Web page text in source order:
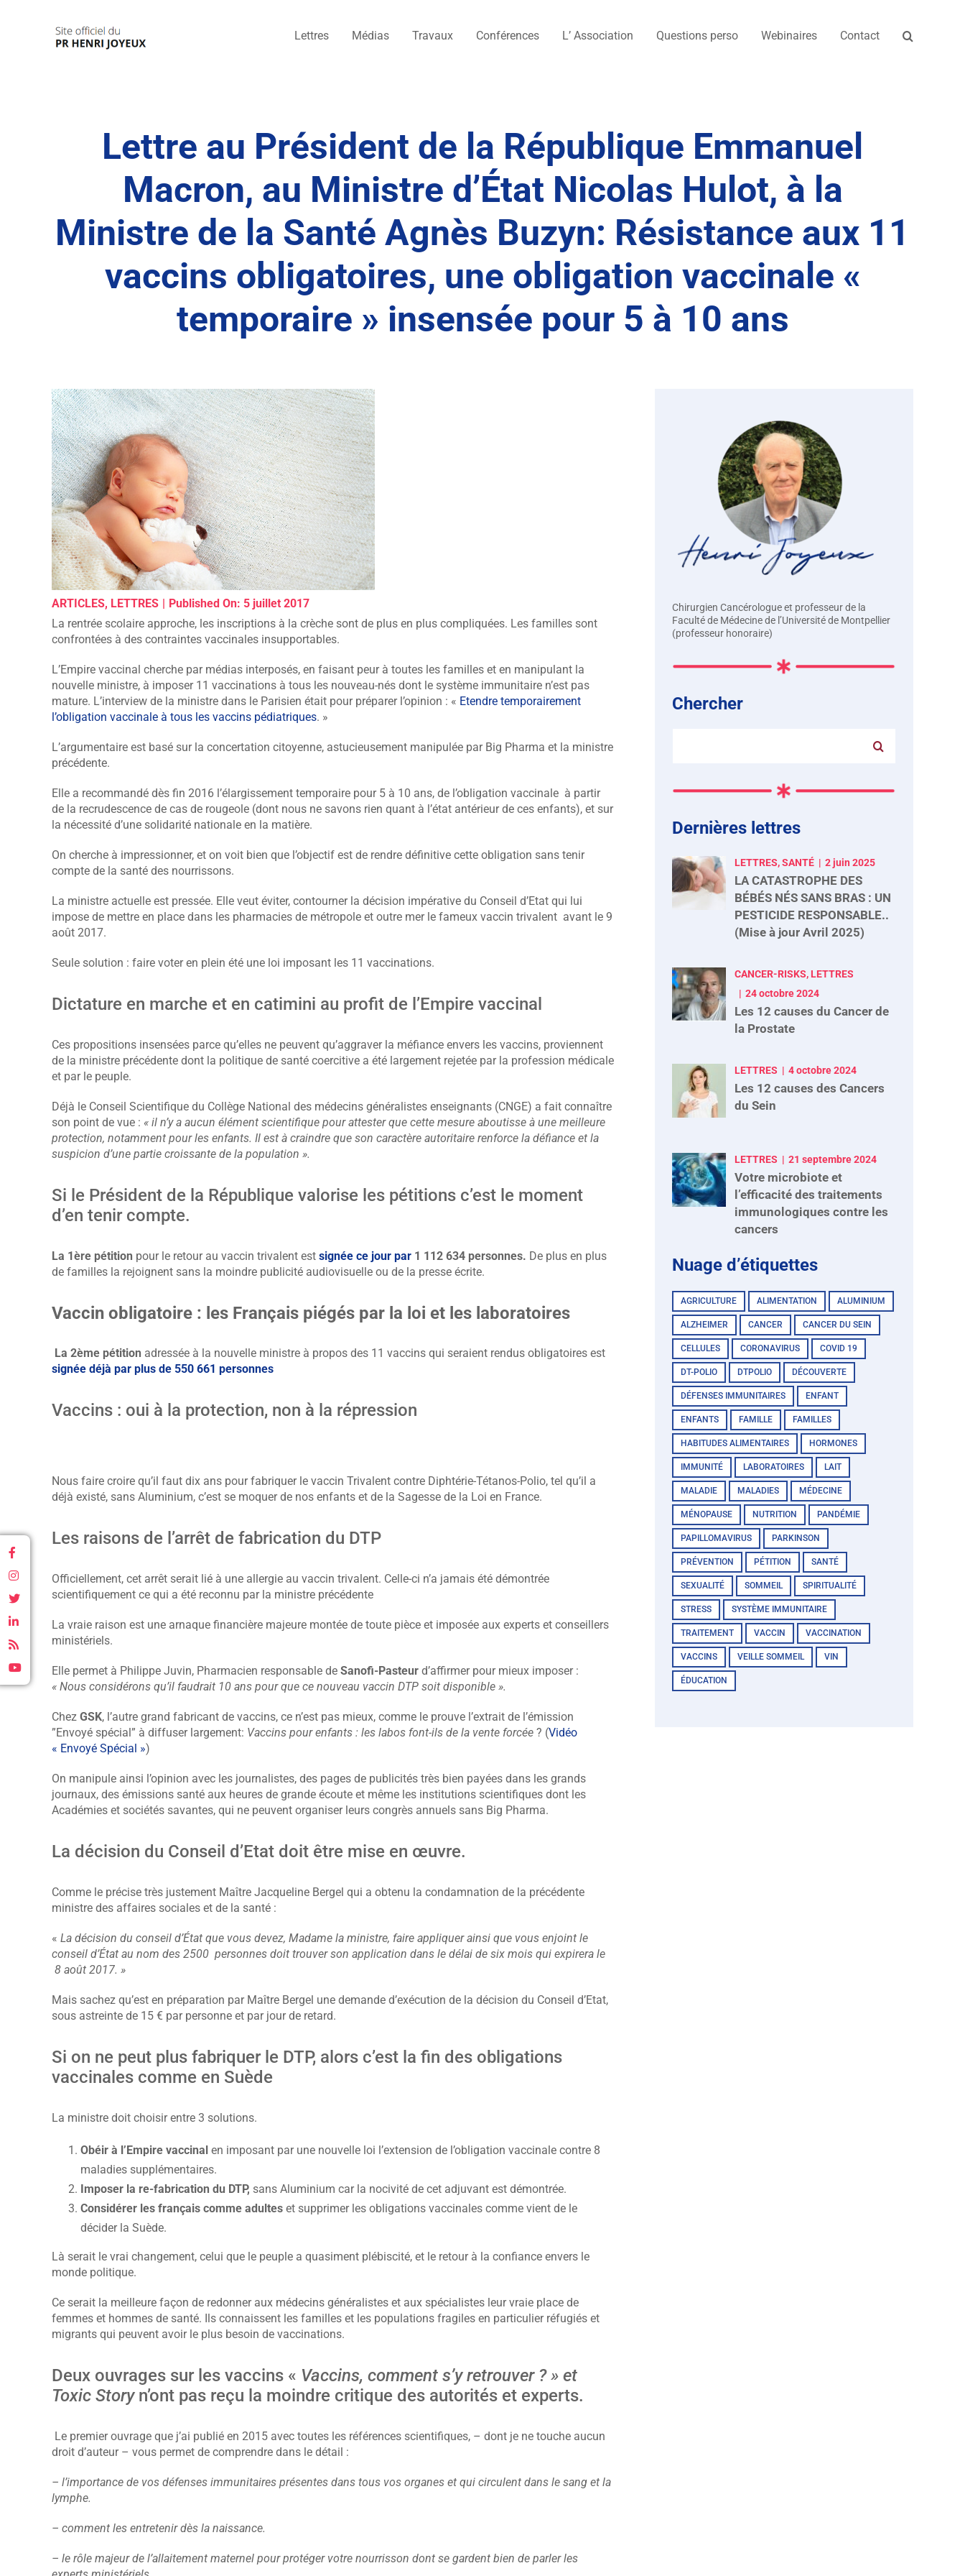
Lettres Médias Travaux Conférences L’ Association Questions perso Webinaires Contact
Lettre au Président de la République Emmanuel
Macron, au Ministre d’État Nicolas Hulot, à la
Ministre de la Santé Agnès Buzyn: Résistance aux 11
vaccins obligatoires, une obligation vaccinale «
temporaire » insensée pour 5 à 10 ans
ARTICLES, LETTRES | Published On: 5 juillet 2017
La rentrée scolaire approche, les inscriptions à la crèche sont de plus en plus compliquées. Les familles sont
confrontées à des contraintes vaccinales insupportables.
L’Empire vaccinal cherche par médias interposés, en faisant peur à toutes les familles et en manipulant la
nouvelle ministre, à imposer 11 vaccinations à tous les nouveau-nés dont le système immunitaire n’est pas
mature. L’interview de la ministre dans le Parisien était pour préparer l’opinion : « Etendre temporairement
l’obligation vaccinale à tous les vaccins pédiatriques. »
L’argumentaire est basé sur la concertation citoyenne, astucieusement manipulée par Big Pharma et la ministre
précédente.
Elle a recommandé dès fin 2016 l’élargissement temporaire pour 5 à 10 ans, de l’obligation vaccinale à partir
de la recrudescence de cas de rougeole (dont nous ne savons rien quant à l’état antérieur de ces enfants), et sur
la nécessité d’une solidarité nationale en la matière.
On cherche à impressionner, et on voit bien que l’objectif est de rendre définitive cette obligation sans tenir
compte de la santé des nourrissons.
La ministre actuelle est pressée. Elle veut éviter, contourner la décision impérative du Conseil d’Etat qui lui
impose de mettre en place dans les pharmacies de métropole et outre mer le fameux vaccin trivalent avant le 9
août 2017.
Seule solution : faire voter en plein été une loi imposant les 11 vaccinations.
Dictature en marche et en catimini au profit de l’Empire vaccinal
Ces propositions insensées parce qu’elles ne peuvent qu’aggraver la méfiance envers les vaccins, proviennent
de la ministre précédente dont la politique de santé coercitive a été largement rejetée par la profession médicale
et par le peuple.
Déjà le Conseil Scientifique du Collège National des médecins généralistes enseignants (CNGE) a fait connaître
son point de vue : « il n’y a aucun élément scientifique pour attester que cette mesure aboutisse à une meilleure
protection, notamment pour les enfants. Il est à craindre que son caractère autoritaire renforce la défiance et la
suspicion d’une partie croissante de la population ».
Si le Président de la République valorise les pétitions c’est le moment
d’en tenir compte.
La 1ère pétition pour le retour au vaccin trivalent est signée ce jour par 1 112 634 personnes. De plus en plus
de familles la rejoignent sans la moindre publicité audiovisuelle ou de la presse écrite.
Vaccin obligatoire : les Français piégés par la loi et les laboratoires
La 2ème pétition adressée à la nouvelle ministre à propos des 11 vaccins qui seraient rendus obligatoires est
signée déjà par plus de 550 661 personnes
Vaccins : oui à la protection, non à la répression
Nous faire croire qu’il faut dix ans pour fabriquer le vaccin Trivalent contre Diphtérie-Tétanos-Polio, tel qu’il a
déjà existé, sans Aluminium, c’est se moquer de nos enfants et de la Sagesse de la Loi en France.
Les raisons de l’arrêt de fabrication du DTP
Officiellement, cet arrêt serait lié à une allergie au vaccin trivalent. Celle-ci n’a jamais été démontrée
scientifiquement ce qui a été reconnu par la ministre précédente
La vraie raison est une arnaque financière majeure montée de toute pièce et imposée aux experts et conseillers
ministériels.
Elle permet à Philippe Juvin, Pharmacien responsable de Sanofi-Pasteurd’affirmer pour mieux imposer :
« Nous considérons qu’il faudrait 10 ans pour que ce nouveau vaccin DTP soit disponible ».
Chez GSK, l’autre grand fabricant de vaccins, ce n’est pas mieux, comme le prouve l’extrait de l’émission
”Envoyé spécial” à diffuser largement: Vaccins pour enfants : les labos font-ils de la vente forcée? (Vidéo
« Envoyé Spécial »)
On manipule ainsi l’opinion avec les journalistes, des pages de publicités très bien payées dans les grands
journaux, des émissions santé aux heures de grande écoute et même les institutions scientifiques dont les
Académies et sociétés savantes, qui ne peuvent organiser leurs congrès annuels sans Big Pharma.
La décision du Conseil d’Etat doit être mise en œuvre.
Comme le précise très justement Maître Jacqueline Bergel qui a obtenu la condamnation de la précédente
ministre des affaires sociales et de la santé :
« La décision du conseil d’État que vous devez, Madame la ministre, faire appliquer ainsi que vous enjoint le
conseil d’État au nom des 2500 personnes doit trouver son application dans le délai de six mois qui expirera le
8 août 2017. »
Mais sachez qu’est en préparation par Maître Bergel une demande d’exécution de la décision du Conseil d’Etat,
sous astreinte de 15 € par personne et par jour de retard.
Si on ne peut plus fabriquer le DTP, alors c’est la fin des obligations
vaccinales comme en Suède
La ministre doit choisir entre 3 solutions.
Obéir à l’Empire vaccinalen imposant par une nouvelle loi l’extension de l’obligation vaccinale contre 8
maladies supplémentaires.
Imposer la re-fabrication du DTP, sans Aluminium car la nocivité de cet adjuvant est démontrée.
Considérer les français comme adulteset supprimer les obligations vaccinales comme vient de le
décider la Suède.
Là serait le vrai changement, celui que le peuple a quasiment plébiscité, et le retour à la confiance envers le
monde politique.
Ce serait la meilleure façon de redonner aux médecins généralistes et aux spécialistes leur vraie place de
femmes et hommes de santé. Ils connaissent les familles et les populations fragiles en particulier réfugiés et
migrants qui peuvent avoir le plus besoin de vaccinations.
Deux ouvrages sur les vaccins « Vaccins, comment s’y retrouver ? » et
Toxic Storyn’ont pas reçu la moindre critique des autorités et experts.
Le premier ouvrage que j’ai publié en 2015 avec toutes les références scientifiques, – dont je ne touche aucun
droit d’auteur – vous permet de comprendre dans le détail :
– l’importance de vos défenses immunitaires présentes dans tous vos organes et qui circulent dans le sang et la
lymphe.
– comment les entretenir dès la naissance.
– le rôle majeur de l’allaitement maternel pour protéger votre nourrisson dont se gardent bien de parler les
Chirurgien Cancérologue et professeur de la
Faculté de Médecine de l’Université de Montpellier
(professeur honoraire)
Chercher
Dernières lettres
LETTRES, SANTÉ 2 juin 2025
LA CATASTROPHE DES
BÉBÉS NÉS SANS BRAS : UN
PESTICIDE RESPONSABLE..
(Mise à jour Avril 2025)
CANCER-RISKS, LETTRES
24 octobre 2024
Les 12 causes du Cancer de
la Prostate
LETTRES 4 octobre 2024
Les 12 causes des Cancers
du Sein
LETTRES 21 septembre 2024
Votre microbiote et
l’efficacité des traitements
immunologiques contre les
cancers
Nuage d’étiquettes
AGRICULTURE ALIMENTATION ALUMINIUM
ALZHEIMER CANCER CANCER DU SEIN
CELLULES CORONAVIRUS COVID 19
DT-POLIO DTPOLIO DÉCOUVERTE
DÉFENSES IMMUNITAIRES ENFANT
ENFANTS FAMILLE FAMILLES
HABITUDES ALIMENTAIRES HORMONES
IMMUNITÉ LABORATOIRES LAIT
MALADIE MALADIES MÉDECINE
MÉNOPAUSE NUTRITION PANDÉMIE
PAPILLOMAVIRUS PARKINSON
PRÉVENTION PÉTITION SANTÉ
SEXUALITÉ SOMMEIL SPIRITUALITÉ
STRESS SYSTÈME IMMUNITAIRE
TRAITEMENT VACCIN VACCINATION
VACCINS VEILLE SOMMEIL VIN
ÉDUCATION